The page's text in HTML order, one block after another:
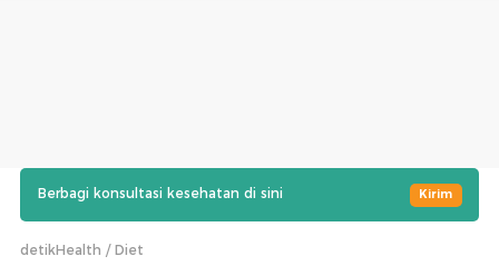
Berbagi konsultasi kesehatan di sini Kirim
detikHealth Diet